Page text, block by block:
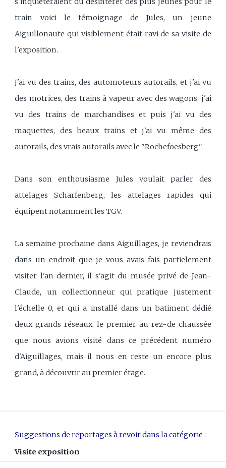
train voici le témoignage de Jules, un jeune
Aiguillonaute qui visiblement était ravi de sa visite de
l'exposition.
J'ai vu des trains, des automoteurs autorails, et j'ai vu
des motrices, des trains à vapeur avec des wagons, j'ai
vu des trains de marchandises et puis j'ai vu des
maquettes, des beaux trains et j'ai vu même des
autorails, des vrais autorails avec le "Rochefoesberg".
Dans son enthousiasme Jules voulait parler des
attelages Scharfenberg, les attelages rapides qui
équipent notamment les TGV.
La semaine prochaine dans Aiguillages, je reviendrais
dans un endroit que je vous avais fais partielement
visiter l'an dernier, il s'agit du musée privé de Jean-
Claude, un collectionneur qui pratique justement
l'échelle 0, et qui a installé dans un batiment dédié
deux grands réseaux, le premier au rez-de chaussée
que nous avions visité dans ce précédent numéro
d'Aiguillages, mais il nous en reste un encore plus
grand, à découvrir au premier étage.
Suggestions de reportages à revoir dans la catégorie :
Visite exposition